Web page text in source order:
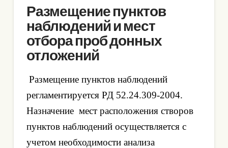
Размещение пунктов
наблюдений и мест
отбора проб донных
отложений
Размещение пунктов наблюдений
регламентируется РД 52.24.309-2004.
Назначение мест расположения створов
пунктов наблюдений осуществляется с
учетом необходимости анализа